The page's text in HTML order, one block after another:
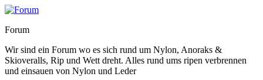
Forum
Wir sind ein Forum wo es sich rund um Nylon, Anoraks &
Skioveralls, Rip und Wett dreht. Alles rund ums ripen verbrennen
und einsauen von Nylon und Leder